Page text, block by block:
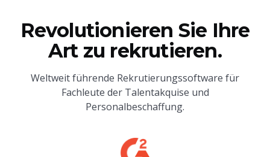
Revolutionieren Sie Ihre
Art zu rekrutieren.
Weltweit führende Rekrutierungssoftware für
Fachleute der Talentakquise und
Personalbeschaffung.